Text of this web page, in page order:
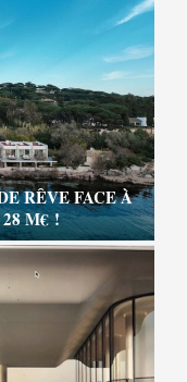
RÊVE FACE À
M€ !